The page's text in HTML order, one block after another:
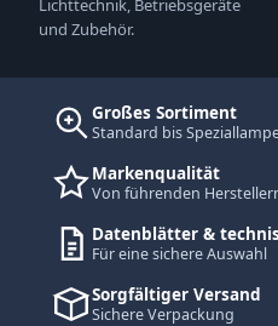
Lichttechnik, Betriebsgeräte
und Zubehör.
Großes Sortiment
Standard bis
Markenqualität
Von führenden
Datenblätter &
Für eine sichere Auswahl
Sorgfältiger Versand
Sichere Verpackung